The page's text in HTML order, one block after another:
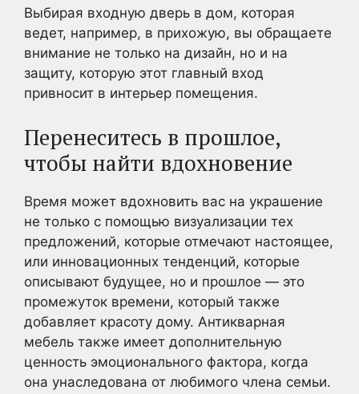
Выбирая входную дверь в дом, которая
ведет, например, в прихожую, вы обращаете
внимание не только на дизайн, но и на
защиту, которую этот главный вход
привносит в интерьер помещения.
Перенеситесь в прошлое,
чтобы найти вдохновение
Время может вдохновить вас на украшение
не только с помощью визуализации тех
предложений, которые отмечают настоящее,
или инновационных тенденций, которые
описывают будущее, но и прошлое — это
промежуток времени, который также
добавляет красоту дому. Антикварная
мебель также имеет дополнительную
ценность эмоционального фактора, когда
она унаследована от любимого члена семьи.